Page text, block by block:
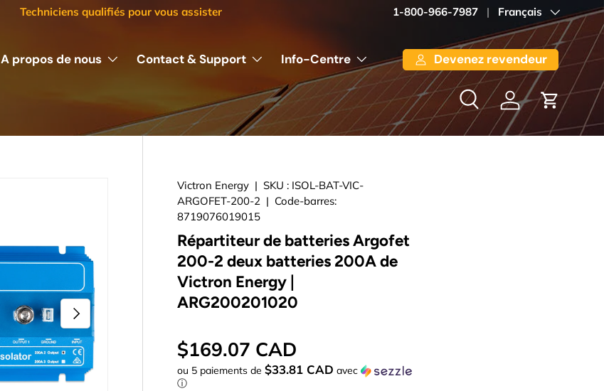
Techniciens qualifiés pour vous assister 1-800-966-7987 Langue
Français
RechercheSe connecter
Panier
A propos de nous Contact & Support Info-Centre Devenez revendeur
Suivant
Victron Energy |SKU : ISOL-BAT-VIC-
ARGOFET-200-2 | Code-barres:
8719076019015
Répartiteur de batteries Argofet
200-2 deux batteries 200A de
Victron Energy |
ARG200201020
$169.07 CAD
ou 5 paiements de$33.81 CAD avec
ⓘ